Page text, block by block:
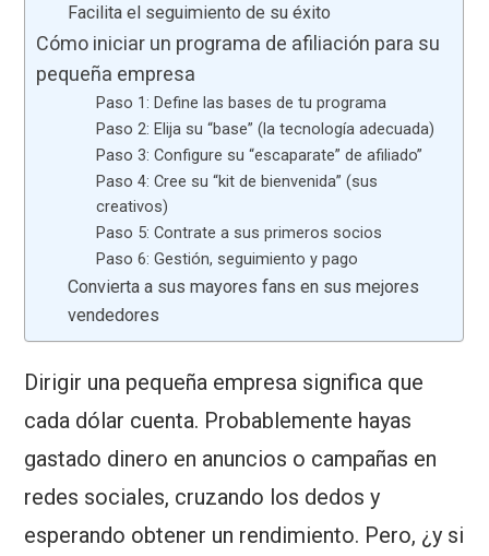
Facilita el seguimiento de su éxito
Cómo iniciar un programa de afiliación para su
pequeña empresa
Paso 1: Define las bases de tu programa
Paso 2: Elija su “base” (la tecnología adecuada)
Paso 3: Configure su “escaparate” de afiliado”
Paso 4: Cree su “kit de bienvenida” (sus
creativos)
Paso 5: Contrate a sus primeros socios
Paso 6: Gestión, seguimiento y pago
Convierta a sus mayores fans en sus mejores
vendedores
Dirigir una pequeña empresa significa que
cada dólar cuenta. Probablemente hayas
gastado dinero en anuncios o campañas en
redes sociales, cruzando los dedos y
esperando obtener un rendimiento. Pero, ¿y si